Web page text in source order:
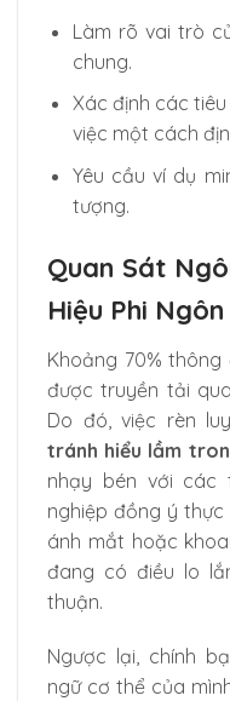
Làm rõ vai trò
chung.
Xác định các
việc một cách
Yêu cầu ví dụ
tượng.
Quan Sát
Hiệu Phi
Khoảng 70%
được truyền tải
Do đó, việc rèn
tránh hiểu lầm
nhạy bén với các
nghiệp đồng ý thực
ánh mắt hoặc
đang có điều lo
thuận.
Ngược lại, chính
ngữ cơ thể của